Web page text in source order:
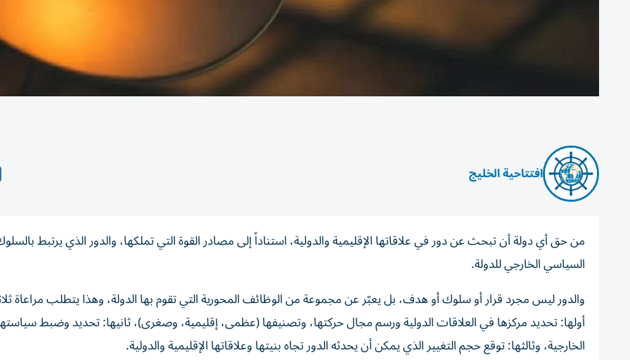
افتتاحية الخليج
من حق أي دولة أن تبحث عن دور في علاقاتها الإقليمية والدولية، استناداً إلى مصادر القوة التي تملكها، والدور الذي يرتبط
السياسي الخارجي للدولة.
والدور ليس مجرد قرار أو سلوك أو هدف، بل يعبّر عن مجموعة من الوظائف المحورية التي تقوم بها الدولة، وهذا يتطلب مراعاة
أولها: تحديد مركزها في العلاقات الدولية ورسم مجال حركتها، وتصنيفها (عظمى، إقليمية، وصغرى)، ثانيها: تحديد وضبط
الخارجية، وثالثها: توقع حجم التغيير الذي يمكن أن يحدثه الدور تجاه بنيتها وعلاقاتها الإقليمية والدولية.